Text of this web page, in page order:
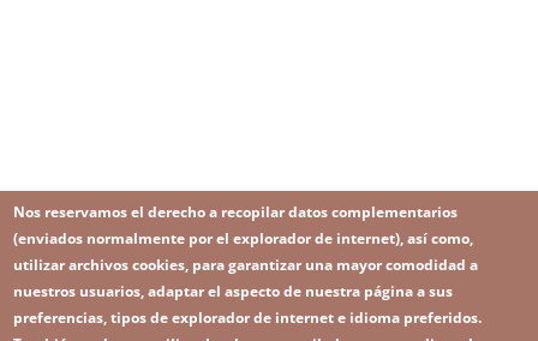
Nos reservamos el derecho a recopilar datos complementarios
(enviados normalmente por el explorador de internet), así como,
utilizar archivos cookies, para garantizar una mayor comodidad a
nuestros usuarios, adaptar el aspecto de nuestra página a sus
preferencias, tipos de explorador de internet e idioma preferidos.